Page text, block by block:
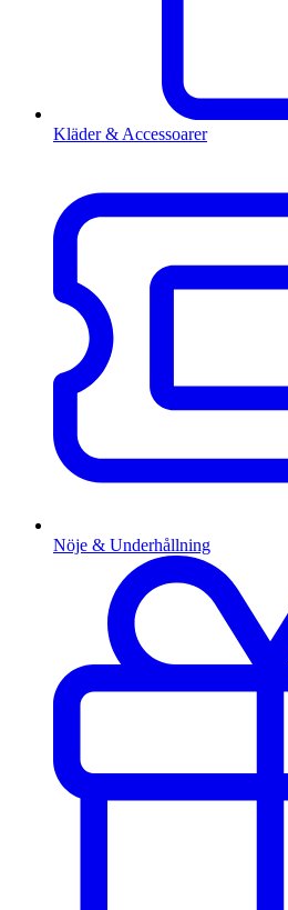
Kläder & Accessoarer
Nöje & Underhållning